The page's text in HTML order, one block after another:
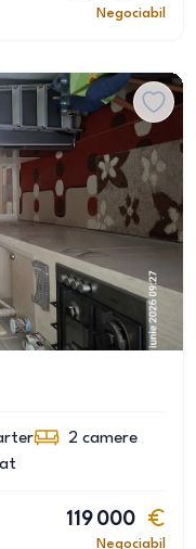
Negociabil
2 camere
119 000
Negociabil